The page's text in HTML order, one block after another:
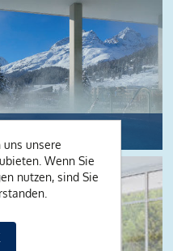
unsere
Wenn Sie
nutzen, sind Sie